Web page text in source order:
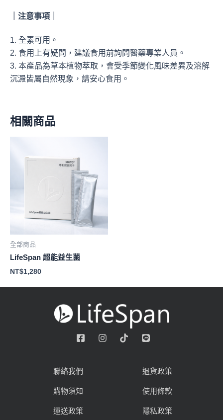
｜注意事項｜
1. 全素可用。
2. 食用上有疑問，建議食用前詢問醫藥專業人員。
3. 本產品為草本植物萃取，會受季節變化風味差異及溶解
沉澱皆屬自然現象，請安心食用。
相關商品
全部商品
LifeSpan 超能益生菌
NT$1,280
聯絡我們
購物須知
運送政策
退貨政策
使用條款
隱私政策